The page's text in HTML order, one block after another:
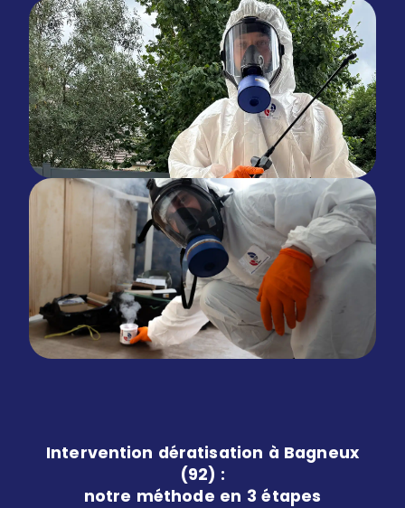
Intervention dératisation à Bagneux
(92) :
notre méthode en 3 étapes